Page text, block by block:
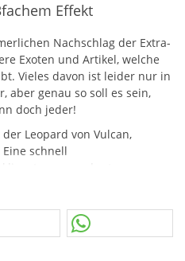
Effekt
Nachschlag der Extra-
Exoten und Artikel, welche
Vieles davon ist leider nur in
aber genau so soll es sein,
doch jeder!
Leopard von Vulcan,
schnell